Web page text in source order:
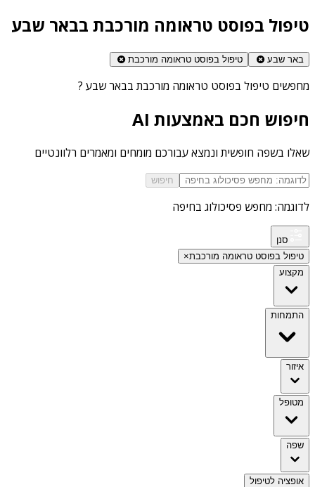
טיפול בפוסט טראומה מורכבת בבאר שבע
באר שבע טיפול בפוסט טראומה מורכבת
מחפשים טיפול בפוסט טראומה מורכבת בבאר שבע ?
חיפוש חכם באמצעות AI
שאלו בשפה חופשית ונמצא עבורכם מומחים ומאמרים רלוונטיים
חיפוש
לדוגמה: מחפש פסיכולוג בחיפה
סנן
טיפול בפוסט טראומה מורכבת×
מקצוע
התמחות
איזור
מטופל
שפה
אופציה לטיפול